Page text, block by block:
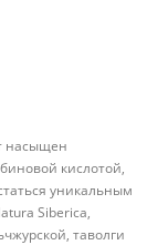
насыщен
кислотой,
уникальным
Siberica,
таволги